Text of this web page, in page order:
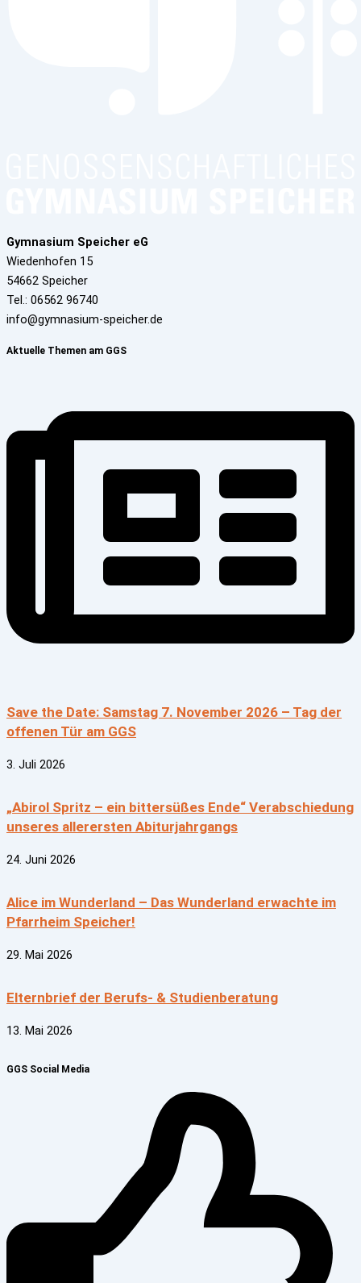
Gymnasium Speicher eG
Wiedenhofen 15
54662 Speicher
Tel.: 06562 96740
info@gymnasium-speicher.de
Aktuelle Themen am GGS
Save the Date: Samstag 7. November 2026 – Tag der
offenen Tür am GGS
3. Juli 2026
„Abirol Spritz – ein bittersüßes Ende“ Verabschiedung
unseres allerersten Abiturjahrgangs
24. Juni 2026
Alice im Wunderland – Das Wunderland erwachte im
Pfarrheim Speicher!
29. Mai 2026
Elternbrief der Berufs- & Studienberatung
13. Mai 2026
GGS Social Media